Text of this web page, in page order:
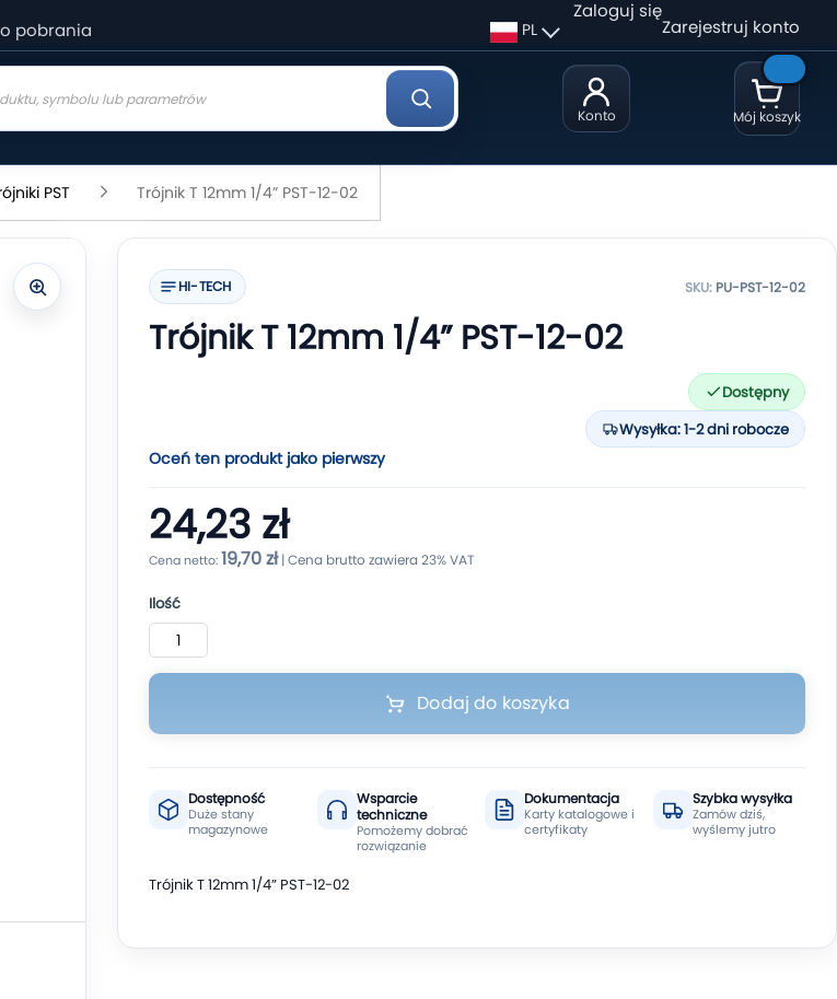
pobrania
Konto
PL
Zaloguj się
Zarejestruj konto
Mój koszyk
PST Trójnik T 12mm 1/4” PST-12-02
HI-TECH SKU: PU-PST-12-02
Trójnik T 12mm 1/4” PST-12-02
Dostępny
Wysyłka: 1-2 dni robocze
Oceń ten produkt jako pierwszy
24,23 zł
19,70 zł
Ilość
Dodaj do koszyka
Dostępność
Duże stany
magazynowe
Wsparcie
techniczne
Pomożemy dobrać
rozwiązanie
Dokumentacja
Karty katalogowe i
certyfikaty
Szybka wysyłka
Zamów dziś,
wyślemy jutro
Trójnik T 12mm 1/4” PST-12-02